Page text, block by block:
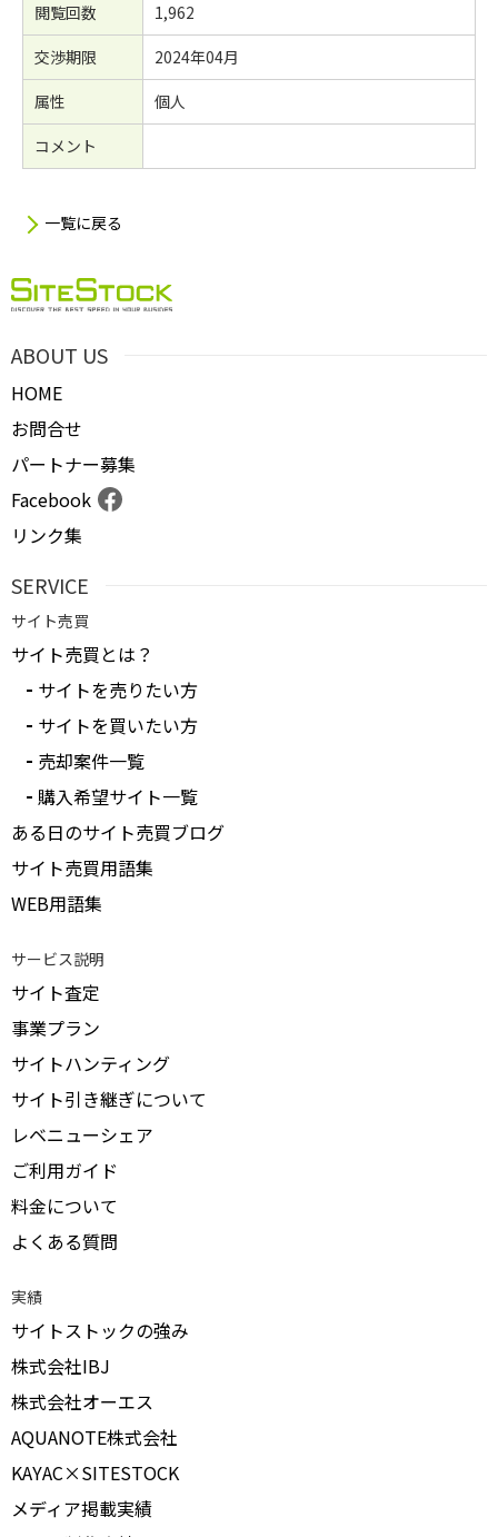
閲覧回数
1,962
交渉期限
2024年04月
属性
個人
コメント
一覧に戻る
ABOUT US
HOME
お問合せ
パートナー募集
Facebook
リンク集
SERVICE
サイト売買
サイト売買とは？
サイトを売りたい方
サイトを買いたい方
売却案件一覧
購入希望サイト一覧
ある日のサイト売買ブログ
サイト売買用語集
WEB用語集
サービス説明
サイト査定
事業プラン
サイトハンティング
サイト引き継ぎについて
レベニューシェア
ご利用ガイド
料金について
よくある質問
実績
サイトストックの強み
株式会社IBJ
株式会社オーエス
AQUANOTE株式会社
KAYAC×SITESTOCK
メディア掲載実績